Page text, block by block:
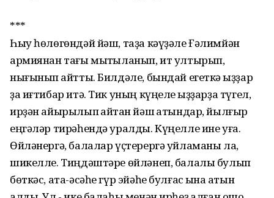
***
Һыу һөлөгөндәй йәш, таҙа кәүҙәле Ғәлимйән
армиянан тағы мыҡтыланып, ит ултырып,
нығынып ҡайтты. Билдәле, бындай егеткә ҡыҙҙар
ҙа иғтибар итә. Тик уның күңеле ҡыҙҙарҙа түгел,
ирҙән айырылып ҡайтҡан йәш ҡатындар, йылғыр
еңгәләр тирәһендә уралды. Күңелле ине уға.
Өйләнергә, балалар үҫтерергә уйламаны ла,
шикелле. Тиңдәштәре өйләнеп, балалы булып
бөткәс, ата-әсәһе гүр эйәһе булғас ҡына ҡатын